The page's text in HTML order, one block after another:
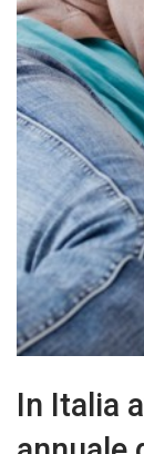
In Italia